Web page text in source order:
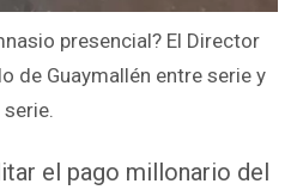
presencial? El Director
de Guaymallén entre serie y
serie.
el pago millonario del